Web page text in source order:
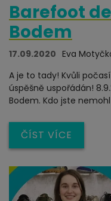
Barefoot
Bodem
17.09.2020 Eva
A je to tady! Kvůli
úspěšně uspořádán!
Bodem. Kdo jste
ČÍST VÍCE